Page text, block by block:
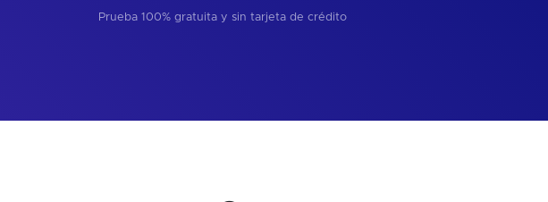
Prueba 100% gratuita y sin tarjeta de crédito